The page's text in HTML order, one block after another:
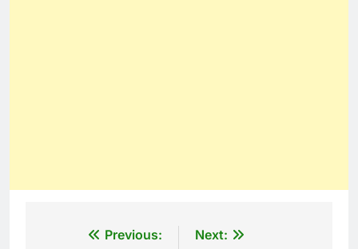
Previous:
Next: